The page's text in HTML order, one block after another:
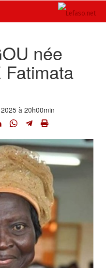
née
Fatimata
à 20h00min